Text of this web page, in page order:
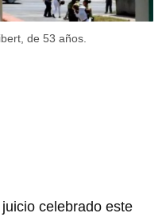
de 53 años.
celebrado este